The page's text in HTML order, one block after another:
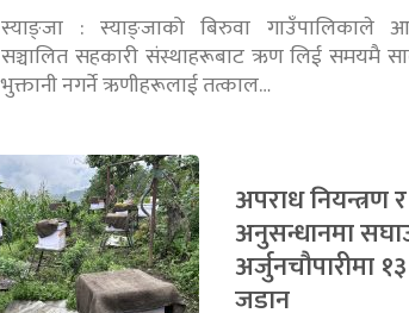
स्याङ्जा : स्याङ्जाको बिरुवा गाउँपालिकाले
सञ्चालित सहकारी संस्थाहरूबाट ऋण लिई समयमै
भुक्तानी नगर्ने ऋणीहरूलाई तत्काल…
अपराध नियन्त्रण र
अनुसन्धानमा
अर्जुनचौपारीमा
जडान